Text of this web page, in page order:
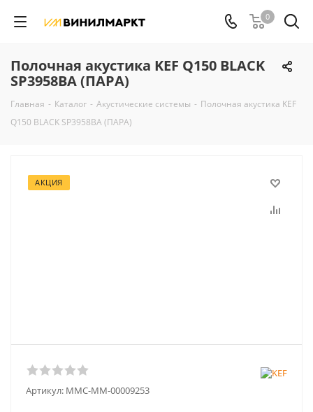
0
Полочная акустика KEF Q150 BLACK
SP3958BA (ПАРА)
Главная - Каталог - Акустические системы - Полочная акустика KEF
Q150 BLACK SP3958BA (ПАРА)
АКЦИЯ
Артикул: MMC-ММ-00009253